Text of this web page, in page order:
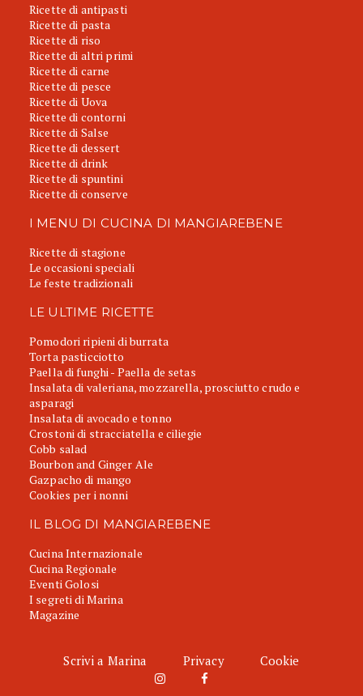
Ricette di antipasti
Ricette di pasta
Ricette di riso
Ricette di altri primi
Ricette di carne
Ricette di pesce
Ricette di Uova
Ricette di contorni
Ricette di Salse
Ricette di dessert
Ricette di drink
Ricette di spuntini
Ricette di conserve
I MENU DI CUCINA DI MANGIAREBENE
Ricette di stagione
Le occasioni speciali
Le feste tradizionali
LE ULTIME RICETTE
Pomodori ripieni di burrata
Torta pasticciotto
Paella di funghi - Paella de setas
Insalata di valeriana, mozzarella, prosciutto crudo e
asparagi
Insalata di avocado e tonno
Crostoni di stracciatella e ciliegie
Cobb salad
Bourbon and Ginger Ale
Gazpacho di mango
Cookies per i nonni
IL BLOG DI MANGIAREBENE
Cucina Internazionale
Cucina Regionale
Eventi Golosi
I segreti di Marina
Magazine
Scrivi a Marina Privacy Cookie